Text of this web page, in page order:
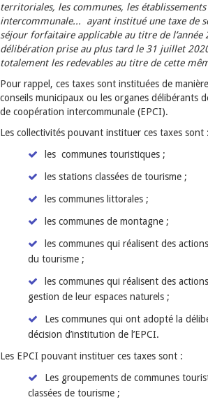
territoriales, les communes, les
intercommunale... ayantinstitué une taxe de
séjour forfaitaire applicable au titre de l’année
délibération prise au plus tard le 31 juillet
totalement les redevables au titre de cette
Pour rappel, ces taxes sont instituées de
conseils municipaux ou les organes délibérants
de coopération intercommunale (EPCI).
Les collectivités pouvant instituer ces taxes sont
les communes touristiques ;
les stations classées de tourisme ;
les communes littorales ;
les communes de montagne ;
les communes qui réalisent des
du tourisme ;
les communes qui réalisent des
gestion de leur espaces naturels ;
Les communes qui ont adopté la
décision d’institution de l’EPCI.
Les EPCI pouvant instituer ces taxes sont :
Les groupements de communes
classées de tourisme ;